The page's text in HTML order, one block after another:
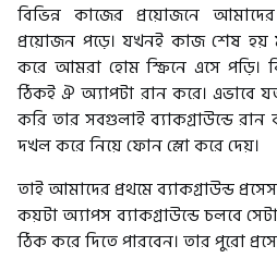
বিভিন্ন কাজের প্রয়োজনে
প্রয়োজন পড়ে। যখনই কাজ শেষ হয়
করে আমরা হোম স্ক্রিনে এসে পড়ি।
ঠিকই ঐ অ্যাপটা রান করে।
করি তার সবগুলাই ব্যাকগ্রাউন্ডে
দখল করে নিয়ে ফোন স্লো করে দেয়।
তাই আমাদের প্রথমে ব্যাকগ্রাউন্ড
কয়টা অ্যাপস ব্যাকগ্রাউন্ডে চলবে
ঠিক করে দিতে পারবেন। তার পুরো